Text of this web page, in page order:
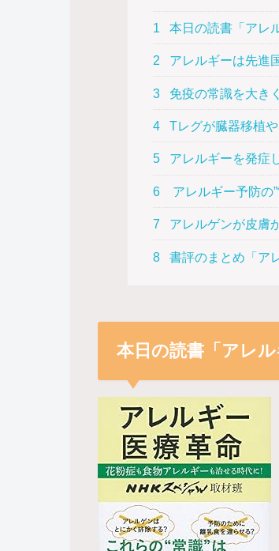
1 本日の読書「アレ
2 アレルギーは先進
3 免疫の常識を大き
4 Tレグが臓器移植
5 アレルギーを発症
6 アレルギー予防の
7 アレルゲンが皮膚
8 書評のまとめ「ア
本日の読書「アレ